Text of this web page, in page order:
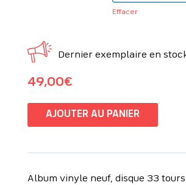
Effacer
Dernier exemplaire en
49,00€
AJOUTER AU PANIER
Album vinyle neuf, disque 33